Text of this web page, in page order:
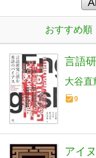
おすすめ順
言語
大谷直
9
アイ